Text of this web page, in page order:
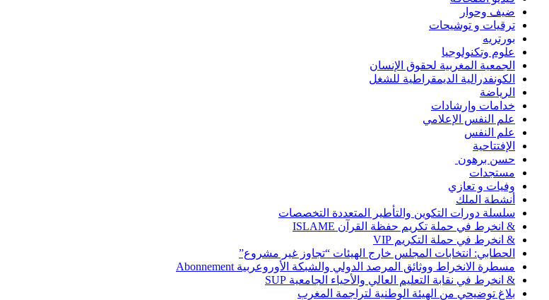
ضيف وحوار
ترقيات و توشيحات
بورتريه
علوم وتكنولوجيا
الجمعية المغربية لحقوق الإنسان
الكونفدرالية الديمقراطية للشغل
الرياضة
خدامات وإرشادات
علم النفس الإعلامي
علم النفس
الإفتتاحية
حسن برهون
مستجدات
وفيات و تعازي
أنشطة الملك
سلسلة دورات التكوين والتأطير المتعددة التخصصات
& انخرط في حملة تكريم حفظة القرآن ISLAME
& انخرط في حملة التكريم VIP
الحطابي: انتخابات المجلس خارج الهيئات “تجاوز غير مشروع”
مسطرة الانخراط ووثائق المرصد الدولي والشبكة الأوروعربية Abonnement
& انخرط في نقابة التعليم العالي والأحياء الجامعية SUP
بلاغ توضيحي من الهيئة الوطنية لتراجمة المغرب